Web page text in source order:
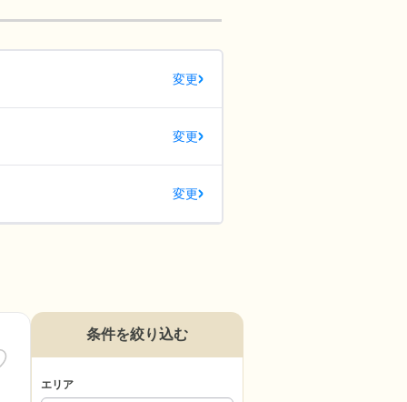
変更
変更
変更
条件を絞り込む
エリア